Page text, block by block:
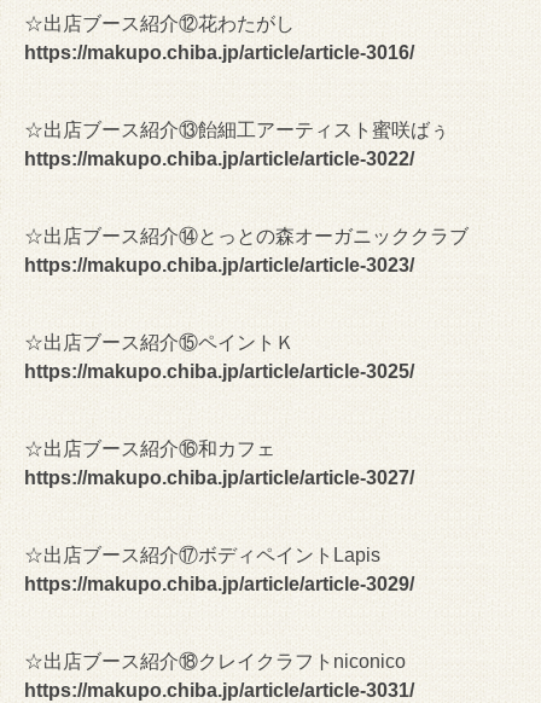
☆出店ブース紹介⑫花わたがし
https://makupo.chiba.jp/article/article-3016/
☆出店ブース紹介⑬飴細工アーティスト蜜咲ばぅ
https://makupo.chiba.jp/article/article-3022/
☆出店ブース紹介⑭とっとの森オーガニッククラブ
https://makupo.chiba.jp/article/article-3023/
☆出店ブース紹介⑮ペイントＫ
https://makupo.chiba.jp/article/article-3025/
☆出店ブース紹介⑯和カフェ
https://makupo.chiba.jp/article/article-3027/
☆出店ブース紹介⑰ボディペイントLapis
https://makupo.chiba.jp/article/article-3029/
☆出店ブース紹介⑱クレイクラフトniconico
https://makupo.chiba.jp/article/article-3031/